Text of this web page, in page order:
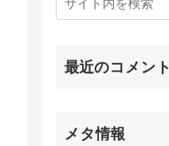
最近のコメント
メタ情報